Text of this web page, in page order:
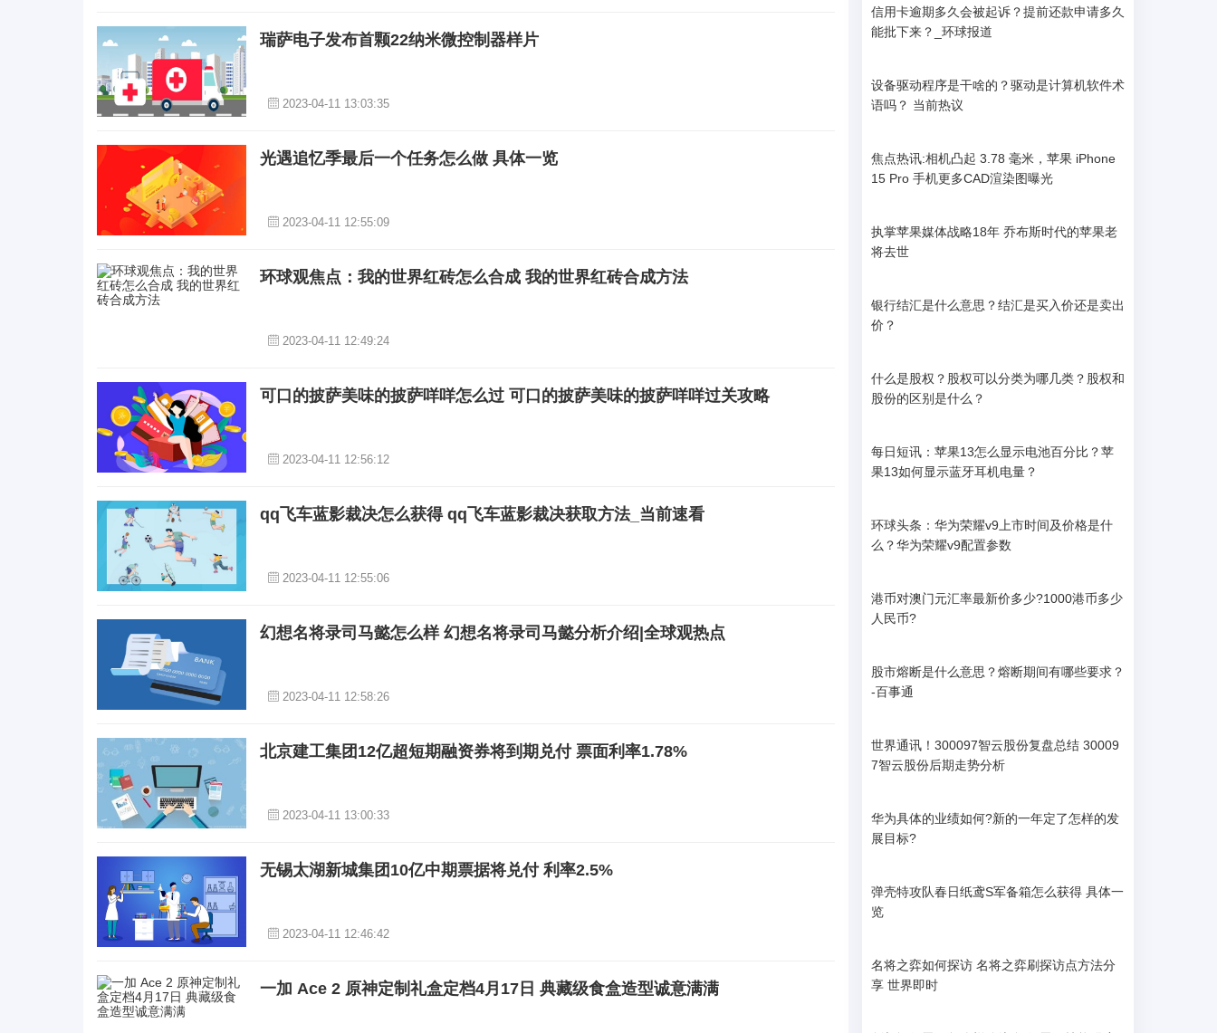
瑞萨电子发布首颗22纳米微控制器样片
2023-04-11 13:03:35
光遇追忆季最后一个任务怎么做 具体一览
2023-04-11 12:55:09
环球观焦点：我的世界红砖怎么合成 我的世界红砖合成方法
2023-04-11 12:49:24
可口的披萨美味的披萨咩咩怎么过 可口的披萨美味的披萨咩咩过关攻略
2023-04-11 12:56:12
qq飞车蓝影裁决怎么获得 qq飞车蓝影裁决获取方法_当前速看
2023-04-11 12:55:06
幻想名将录司马懿怎么样 幻想名将录司马懿分析介绍|全球观热点
2023-04-11 12:58:26
北京建工集团12亿超短期融资券将到期兑付 票面利率1.78%
2023-04-11 13:00:33
无锡太湖新城集团10亿中期票据将兑付 利率2.5%
2023-04-11 12:46:42
一加 Ace 2 原神定制礼盒定档4月17日 典藏级食盒造型诚意满满
信用卡逾期多久会被起诉？提前还款申请多久
能批下来？_环球报道
设备驱动程序是干啥的？驱动是计算机软件术
语吗？ 当前热议
焦点热讯:相机凸起 3.78 毫米，苹果 iPhone
15 Pro 手机更多CAD渲染图曝光
执掌苹果媒体战略18年 乔布斯时代的苹果老
将去世
银行结汇是什么意思？结汇是买入价还是卖出
价？
什么是股权？股权可以分类为哪几类？股权和
股份的区别是什么？
每日短讯：苹果13怎么显示电池百分比？苹
果13如何显示蓝牙耳机电量？
环球头条：华为荣耀v9上市时间及价格是什
么？华为荣耀v9配置参数
港币对澳门元汇率最新价多少?1000港币多少
人民币?
股市熔断是什么意思？熔断期间有哪些要求？
-百事通
世界通讯！300097智云股份复盘总结 30009
7智云股份后期走势分析
华为具体的业绩如何?新的一年定了怎样的发
展目标?
弹壳特攻队春日纸鸢S军备箱怎么获得 具体一
览
名将之弈如何探访 名将之弈刷探访点方法分
享 世界即时